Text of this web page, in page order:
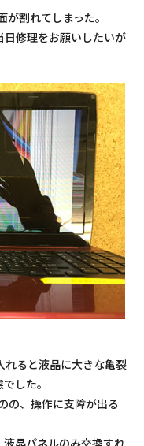
が割れてしまった。
修理をお願いしたいが
れると液晶に大きな亀裂
した。
の、操作に支障が出る
晶パネルのみ交換すれ